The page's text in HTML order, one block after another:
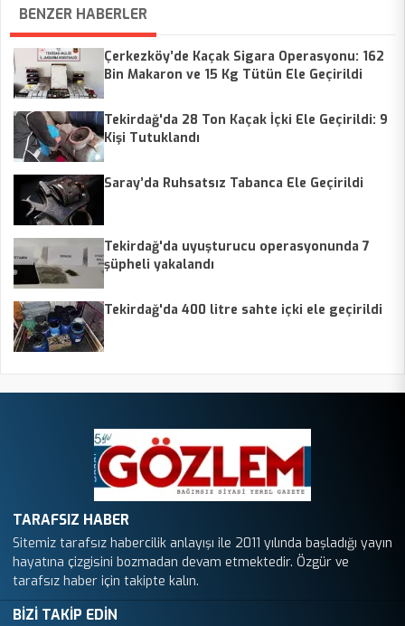
BENZER HABERLER
Çerkezköy’de Kaçak Sigara Operasyonu: 162
Bin Makaron ve 15 Kg Tütün Ele Geçirildi
Tekirdağ'da 28 Ton Kaçak İçki Ele Geçirildi: 9
Kişi Tutuklandı
Saray’da Ruhsatsız Tabanca Ele Geçirildi
Tekirdağ'da uyuşturucu operasyonunda 7
şüpheli yakalandı
Tekirdağ'da 400 litre sahte içki ele geçirildi
TARAFSIZ HABER
Sitemiz tarafsız habercilik anlayışı ile 2011 yılında başladığı yayın
hayatına çizgisini bozmadan devam etmektedir. Özgür ve
tarafsız haber için takipte kalın.
BİZİ TAKİP EDİN